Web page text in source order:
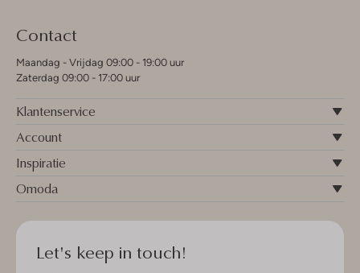
Contact
Maandag - Vrijdag 09:00 - 19:00 uur
Zaterdag 09:00 - 17:00 uur
Klantenservice
Account
Inspiratie
Omoda
Let's keep in touch!